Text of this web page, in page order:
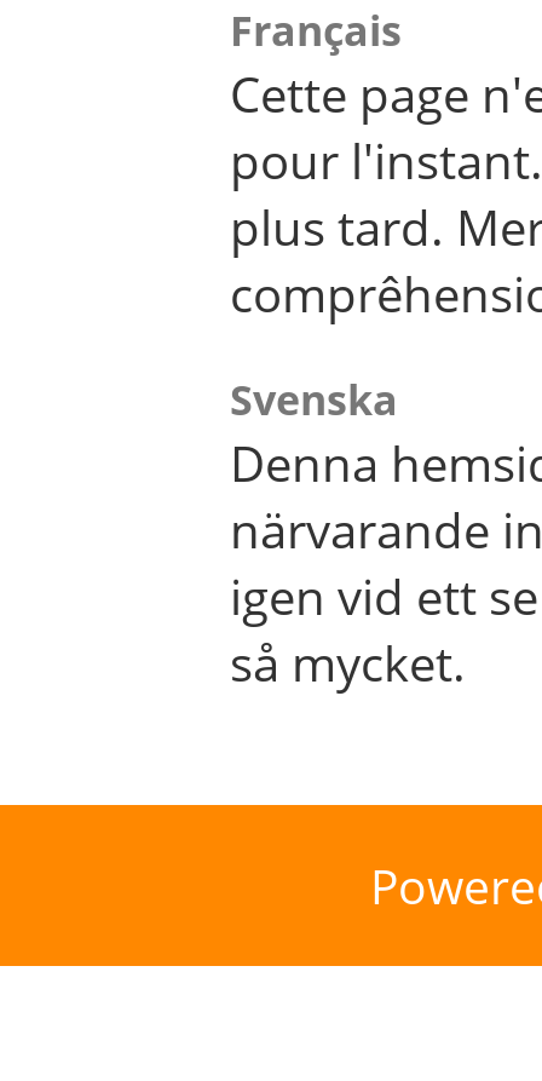
Français
Cette page
pour
plus tard.
Svenska
Denna
närvarande
igen vid ett
så mycket.